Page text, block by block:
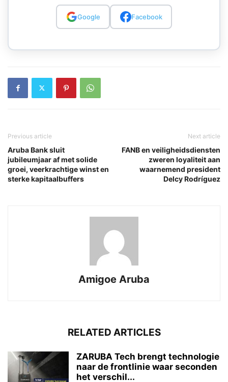
Google Facebook
Previous article
Aruba Bank sluit
jubileumjaar af met solide
groei, veerkrachtige winst en
sterke kapitaalbuffers
Next article
FANB en veiligheidsdiensten
zweren loyaliteit aan
waarnemend president
Delcy Rodríguez
Amigoe Aruba
RELATED ARTICLES
ZARUBA Tech brengt technologie
naar de frontlinie waar seconden
het verschil...